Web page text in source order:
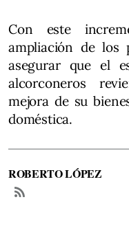
Con este
ampliación de los
asegurar que el
alcorconeros
mejora de su
doméstica.
ROBERTO LÓPEZ